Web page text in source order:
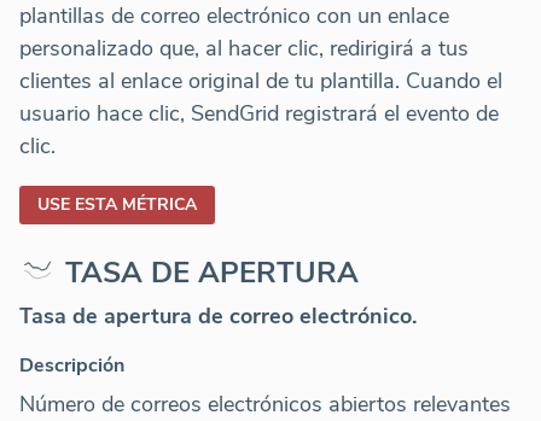
plantillas de correo electrónico con un enlace
personalizado que, al hacer clic, redirigirá a tus
clientes al enlace original de tu plantilla. Cuando el
usuario hace clic, SendGrid registrará el evento de
clic.
USE ESTA MÉTRICA
TASA DE APERTURA
Tasa de apertura de correo electrónico.
Descripción
Número de correos electrónicos abiertos relevantes